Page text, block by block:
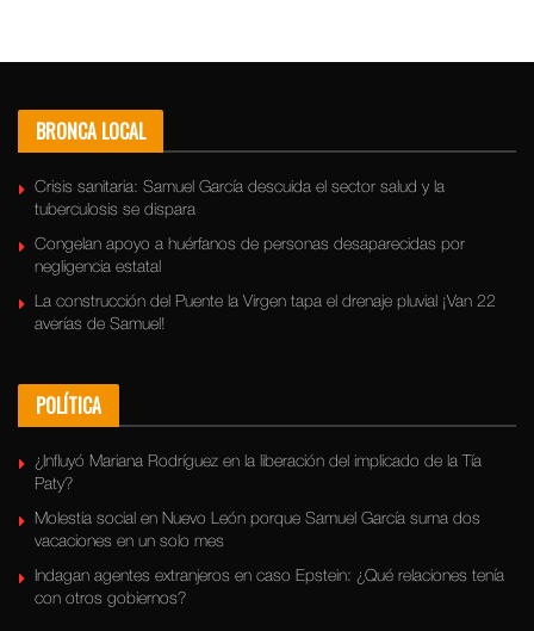
BRONCA LOCAL
Crisis sanitaria: Samuel García descuida el sector salud y la
tuberculosis se dispara
Congelan apoyo a huérfanos de personas desaparecidas por
negligencia estatal
La construcción del Puente la Virgen tapa el drenaje pluvial ¡Van 22
averías de Samuel!
POLÍTICA
¿Influyó Mariana Rodríguez en la liberación del implicado de la Tía
Paty?
Molestia social en Nuevo León porque Samuel García suma dos
vacaciones en un solo mes
Indagan agentes extranjeros en caso Epstein: ¿Qué relaciones tenía
con otros gobiernos?